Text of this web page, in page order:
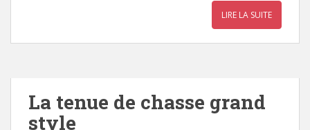
LIRE LA SUITE
La tenue de chasse grand
style